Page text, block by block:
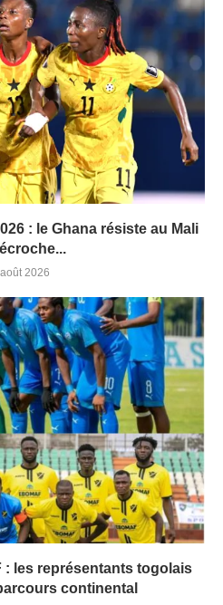
: le Ghana résiste au Mali
2026
les représentants togolais
continental